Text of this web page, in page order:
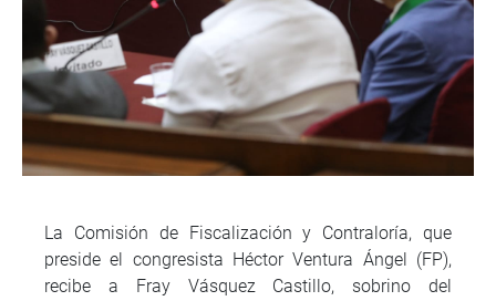
La Comisión de Fiscalización y Contraloría, que
preside el congresista Héctor Ventura Ángel (FP),
recibe a Fray Vásquez Castillo, sobrino del